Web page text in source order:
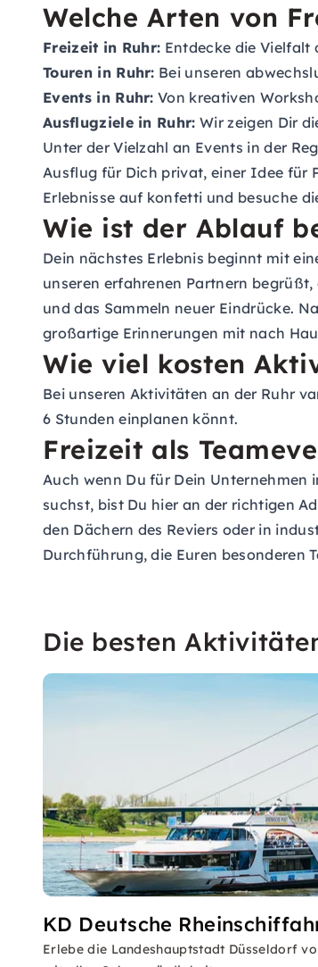
Welche Arten von
Freizeit in Ruhr: Entdecke die Vielfalt
Touren in Ruhr: Bei unseren
Events in Ruhr: Von kreativen
Ausflugziele in Ruhr: Wir zeigen Dir
Unter der Vielzahl an Events in der
Ausflug für Dich privat, einer Idee für
Erlebnisse auf konfetti und besuche
Wie ist der Ablauf
Dein nächstes Erlebnis beginnt mit
unseren erfahrenen Partnern
und das Sammeln neuer Eindrücke.
großartige Erinnerungen mit nach
Wie viel kosten
Bei unseren Aktivitäten an der Ruhr
6 Stunden einplanen könnt.
Freizeit als
Auch wenn Du für Dein Unternehmen
suchst, bist Du hier an der richtigen
den Dächern des Reviers oder in
Durchführung, die Euren besonderen
Die besten
KD Deutsche
Erlebe die Landeshauptstadt Düsseldorf